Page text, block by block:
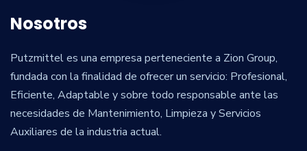
Nosotros
Putzmittel es una empresa perteneciente a Zion Group,
fundada con la finalidad de ofrecer un servicio: Profesional,
Eficiente, Adaptable y sobre todo responsable ante las
necesidades de Mantenimiento, Limpieza y Servicios
Auxiliares de la industria actual.